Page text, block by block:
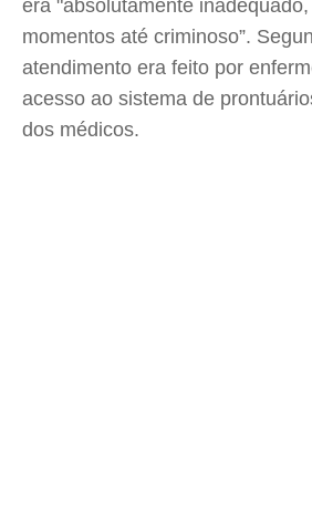
era "absolutamente
momentos até criminoso”.
atendimento era feito por
acesso ao sistema de
dos médicos.